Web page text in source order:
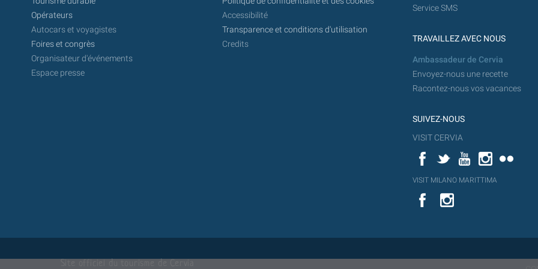
Opérateurs
Autocars et voyagistes
Foires et congrès
Organisateur d'événements
Espace presse
Accessibilité
Transparence et conditions d'utilisation
Credits
Service SMS
TRAVAILLEZ AVEC NOUS
Ambassadeur de Cervia
Envoyez-nous une recette
Racontez-nous vos vacances
SUIVEZ-NOUS
VISIT CERVIA
FacebookTwitterYouTubeInstagram
YouT
VISIT MILANO MARITTIMA
Flick
VISIT
MILANO
YouTube